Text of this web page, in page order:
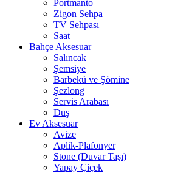
Portmanto
Zigon Sehpa
TV Sehpası
Saat
Bahçe Aksesuar
Salıncak
Şemsiye
Barbekü ve Şömine
Şezlong
Servis Arabası
Duş
Ev Aksesuar
Avize
Aplik-Plafonyer
Stone (Duvar Taşı)
Yapay Çiçek